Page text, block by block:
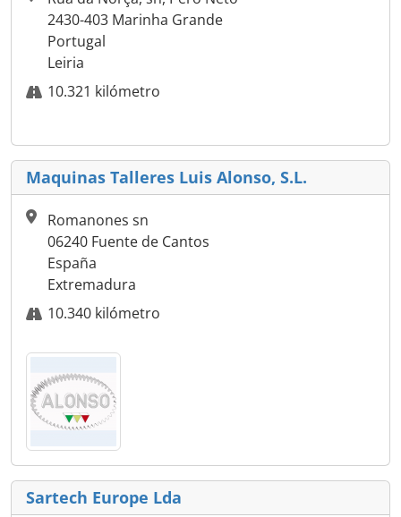
2430-403 Marinha Grande
Portugal
Leiria
10.321 kilómetro
Maquinas Talleres Luis Alonso, S.L.
Romanones sn
06240 Fuente de Cantos
España
Extremadura
10.340 kilómetro
Sartech Europe Lda